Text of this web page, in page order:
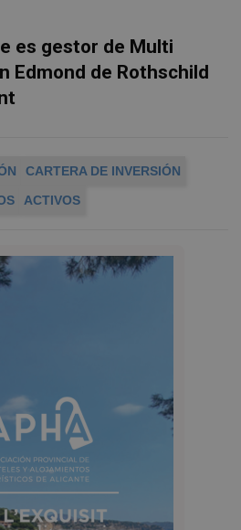
es gestor de Multi
Edmond de Rothschild
CARTERA DE INVERSIÓN
ACTIVOS